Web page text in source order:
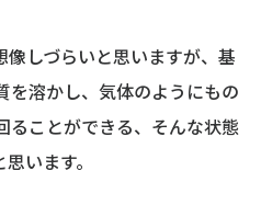
しづらいと思いますが、基
を溶かし、気体のようにもの
ることができる、そんな状態
います。